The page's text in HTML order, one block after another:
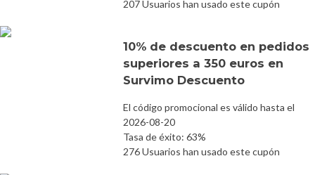
207 Usuarios han usado este cupón
10% de descuento en pedidos
superiores a 350 euros en
Survimo Descuento
El código promocional es válido hasta el
2026-08-20
Tasa de éxito: 63%
276 Usuarios han usado este cupón